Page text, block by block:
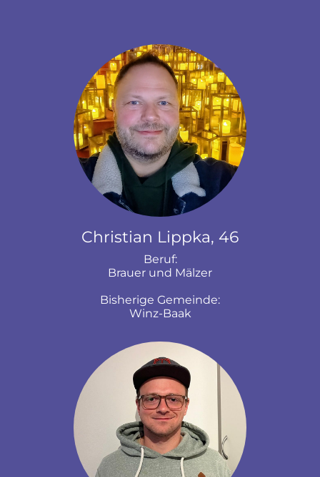
Christian Lippka, 46
Beruf:
Brauer und Mälzer
Bisherige Gemeinde:
Winz-Baak